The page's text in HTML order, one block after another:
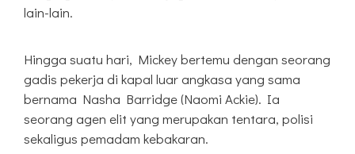
lain-lain.
Hingga suatu hari, Mickey bertemu dengan seorang
gadis pekerja di kapal luar angkasa yang sama
bernama Nasha Barridge (Naomi Ackie). Ia
seorang agen elit yang merupakan tentara, polisi
sekaligus pemadam kebakaran.